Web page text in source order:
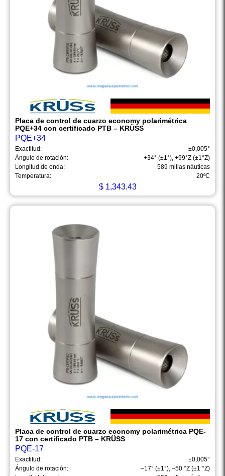
Placa de control de cuarzo economy polarimétrica
PQE+34 con certificado PTB – KRÜSS
PQE+34
Exactitud:
±0,005°
Ángulo de rotación:
+34° (±1°), +99°Z (±1°Z)
Longitud de onda:
589 millas náuticas
Temperatura:
20ºC
$1,343.43
Placa de control de cuarzo economy polarimétrica PQE-
17 con certificado PTB – KRÜSS
PQE-17
Exactitud:
±0,005°
Ángulo de rotación:
–17° (±1°), –50 °Z (±1 °Z)